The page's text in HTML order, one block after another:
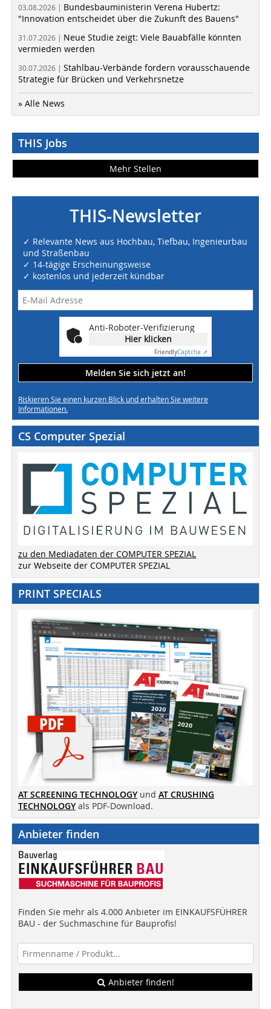
03.08.2026 | Bundesbauministerin Verena Hubertz:
"Innovation entscheidet über die Zukunft des Bauens"
31.07.2026 | Neue Studie zeigt: Viele Bauabfälle könnten
vermieden werden
30.07.2026 | Stahlbau-Verbände fordern vorausschauende
Strategie für Brücken und Verkehrsnetze
» Alle News
THIS Jobs
Mehr Stellen
THIS-Newsletter
✓ Relevante News aus Hochbau, Tiefbau, Ingenieurbau
und Straßenbau
✓ 14-tägige Erscheinungsweise
✓ kostenlos und jederzeit kündbar
Anti-Roboter-Verifizierung
Hier klicken
FriendlyCaptcha ⇗
Melden Sie sich jetzt an!
Riskieren Sie einen kurzen Blick und erhalten Sie weitere
Informationen.
CS Computer Spezial
zu den Mediadaten der COMPUTER SPEZIAL
zur Webseite der COMPUTER SPEZIAL
PRINT SPECIALS
AT SCREENING TECHNOLOGY und AT CRUSHING
TECHNOLOGY als PDF-Download.
Anbieter finden
Finden Sie mehr als 4.000 Anbieter im EINKAUFSFÜHRER
BAU - der Suchmaschine für Bauprofis!
Anbieter finden!